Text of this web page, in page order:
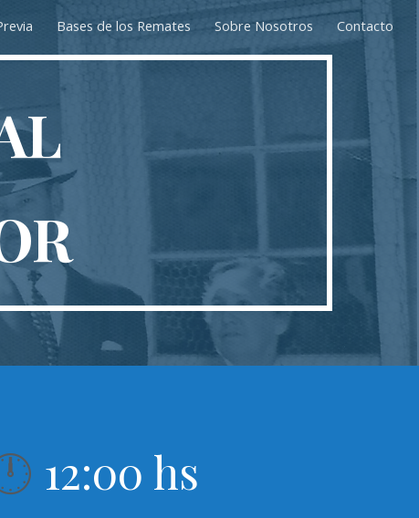
Bases de los Remates Sobre Nosotros Contacto
12:00 hs